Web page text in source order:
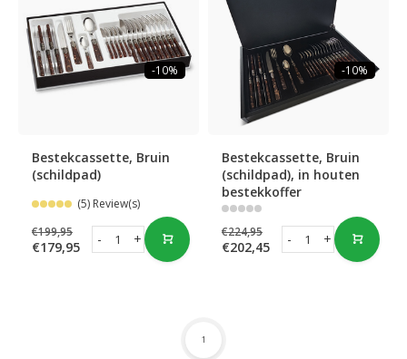
-10%
Bestekcassette, Bruin
(schildpad)
(5) Review(s)
€199,95
€179,95 +
-
-10%
Bestekcassette, Bruin
(schildpad), in houten
bestekkoffer
€224,95
€202,45 +
-
1